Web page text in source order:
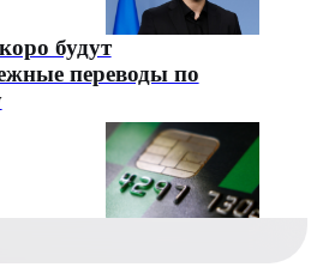
будут
переводы по